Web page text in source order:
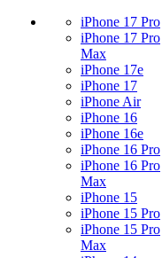
iPhone 17 Pro
iPhone 17 Pro
Max
iPhone 17e
iPhone 17
iPhone Air
iPhone 16
iPhone 16e
iPhone 16 Pro
iPhone 16 Pro
Max
iPhone 15
iPhone 15 Pro
iPhone 15 Pro
Max